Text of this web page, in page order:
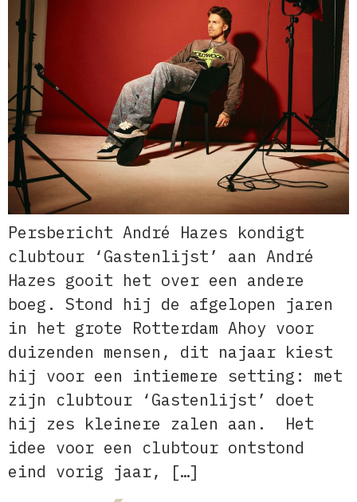
Persbericht André Hazes kondigt
clubtour ‘Gastenlijst’ aan André
Hazes gooit het over een andere
boeg. Stond hij de afgelopen jaren
in het grote Rotterdam Ahoy voor
duizenden mensen, dit najaar kiest
hij voor een intiemere setting: met
zijn clubtour ‘Gastenlijst’ doet
hij zes kleinere zalen aan. Het
idee voor een clubtour ontstond
eind vorig jaar, […]